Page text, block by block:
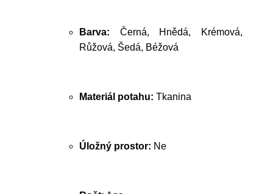
Barva: Černá, Hnědá, Krémová,
Růžová, Šedá, Béžová
Materiál potahu: Tkanina
Úložný prostor: Ne